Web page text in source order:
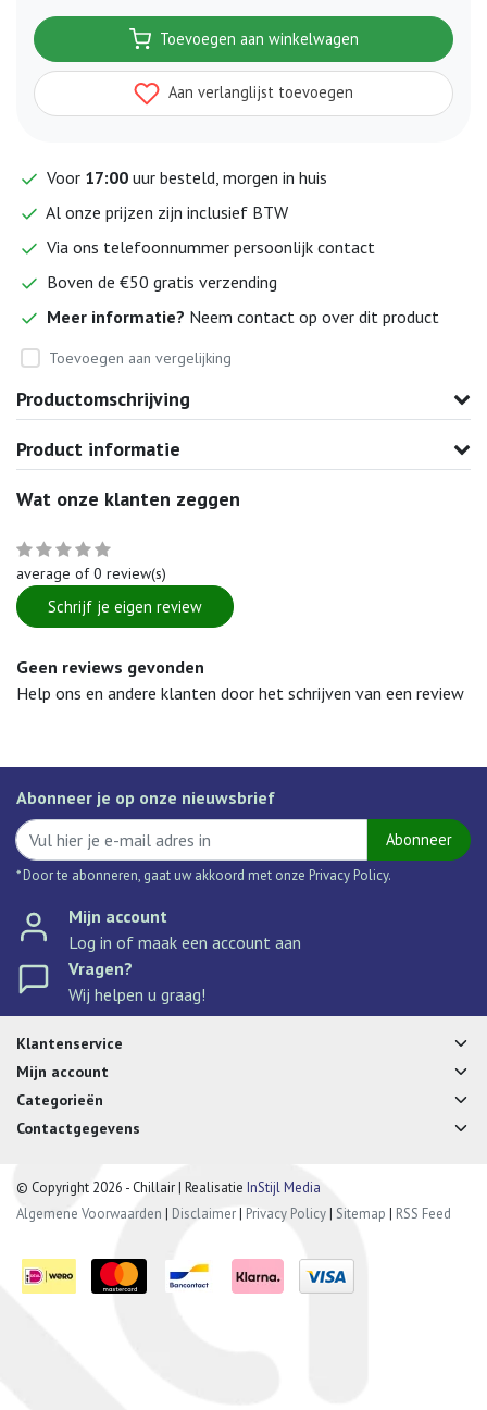
Toevoegen aan winkelwagen
Aan verlanglijst toevoegen
Voor 17:00 uur besteld, morgen in huis
Al onze prijzen zijn inclusief BTW
Via ons telefoonnummer persoonlijk contact
Boven de €50 gratis verzending
Meer informatie? Neem contact op over dit product
Toevoegen aan vergelijking
Productomschrijving
Product informatie
Wat onze klanten zeggen
average of 0 review(s)
Schrijf je eigen review
Geen reviews gevonden
Help ons en andere klanten door het schrijven van een review
Abonneer je op onze nieuwsbrief
Abonneer
* Door te abonneren, gaat uw akkoord met onze Privacy Policy.
Mijn account
Log in of maak een account aan
Vragen?
Wij helpen u graag!
Klantenservice
Mijn account
Categorieën
Contactgegevens
© Copyright 2026 - Chillair | Realisatie InStijl Media
Algemene Voorwaarden | Disclaimer| Privacy Policy| Sitemap | RSS Feed